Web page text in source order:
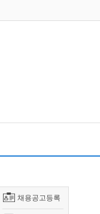
채용공고등록